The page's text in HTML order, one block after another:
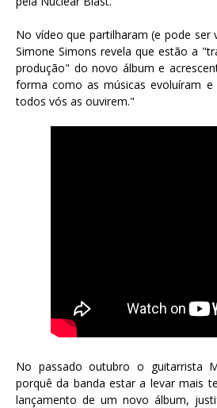
No vídeo que partilharam (e pode ser
Simone Simons revela que estão a
produção" do novo álbum e
forma como as músicas evoluíram
todos vós as ouvirem."
No passado outubro o guitarrista
porquê da banda estar a levar mais
lançamento de um novo álbum,